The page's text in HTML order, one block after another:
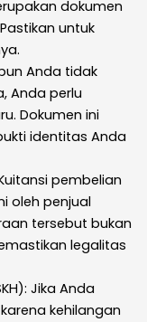
dokumen
untuk
Anda tidak
Anda perlu
Dokumen ini
identitas Anda
pembelian
oleh penjual
tersebut bukan
legalitas
Jika Anda
kehilangan